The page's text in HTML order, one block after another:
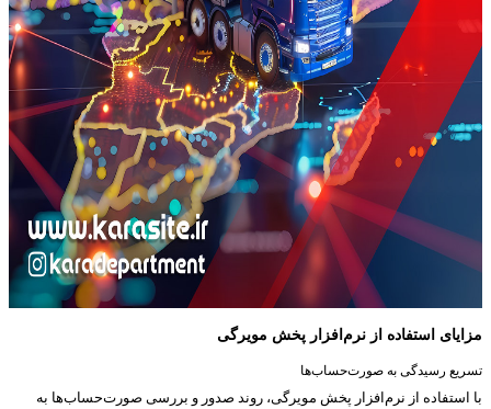
مزایای استفاده از نرم‌افزار پخش مویرگی
تسریع رسیدگی به صورت‌حساب‌ها
با استفاده از نرم‌افزار پخش مویرگی، روند صدور و بررسی صورت‌حساب‌ها به